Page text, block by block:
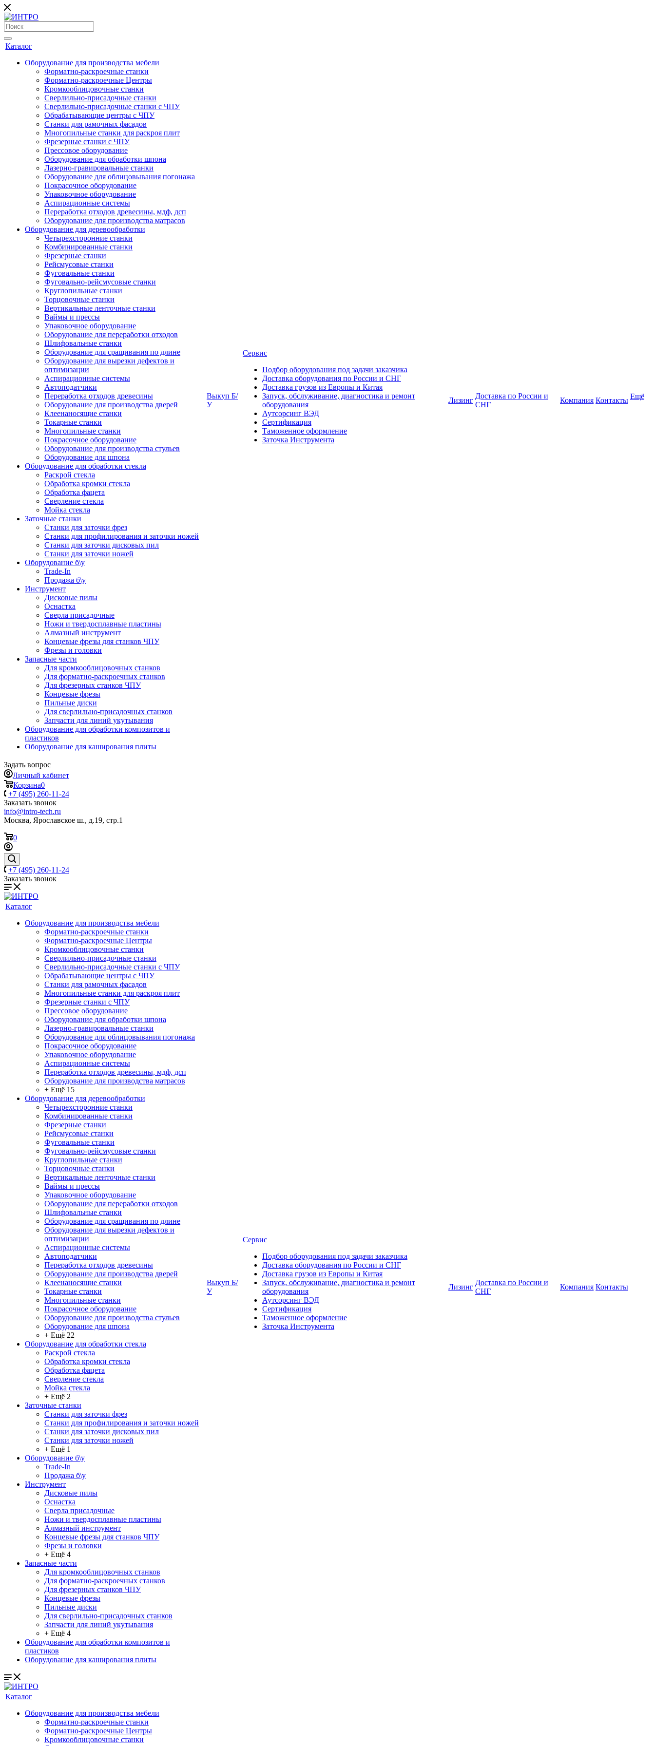
Каталог
Оборудование для производства мебели
Форматно-раскроечные станки
Форматно-раскроечные Центры
Кромкооблицовочные станки
Сверлильно-присадочные станки
Сверлильно-присадочные станки с ЧПУ
Обрабатывающие центры с ЧПУ
Станки для рамочных фасадов
Многопильные станки для раскроя плит
Фрезерные станки с ЧПУ
Прессовое оборудование
Оборудование для обработки шпона
Лазерно-гравировальные станки
Оборудование для облицовывания погонажа
Покрасочное оборудование
Упаковочное оборудование
Аспирационные системы
Переработка отходов древесины, мдф, дсп
Оборудование для производства матрасов
Оборудование для деревообработки
Четырехсторонние станки
Комбинированные станки
Фрезерные станки
Рейсмусовые станки
Фуговальные станки
Фуговально-рейсмусовые станки
Круглопильные станки
Торцовочные станки
Вертикальные ленточные станки
Ваймы и прессы
Упаковочное оборудование
Оборудование для переработки отходов
Шлифовальные станки
Оборудование для сращивания по длине
Оборудование для вырезки дефектов и
оптимизации
Аспирационные системы
Автоподатчики
Переработка отходов древесины
Оборудование для производства дверей
Клеенаносящие станки
Токарные станки
Многопильные станки
Покрасочное оборудование
Оборудование для производства стульев
Оборудование для шпона
Оборудование для обработки стекла
Раскрой стекла
Обработка кромки стекла
Обработка фацета
Сверление стекла
Мойка стекла
Заточные станки
Станки для заточки фрез
Станки для профилирования и заточки ножей
Станки для заточки дисковых пил
Станки для заточки ножей
Оборудование б\у
Trade-In
Продажа б\у
Инструмент
Дисковые пилы
Оснастка
Сверла присадочные
Ножи и твердосплавные пластины
Алмазный инструмент
Концевые фрезы для станков ЧПУ
Фрезы и головки
Запасные части
Для кромкооблицовочных станков
Для форматно-раскроечных станков
Для фрезерных станков ЧПУ
Концевые фрезы
Пильные диски
Для сверлильно-присадочных станков
Запчасти для линий укутывания
Оборудование для обработки композитов и
пластиков
Оборудование для каширования плиты
Выкуп Б/
У
Сервис
Подбор оборудования под задачи заказчика
Доставка оборудования по России и СНГ
Доставка грузов из Европы и Китая
Запуск, обслуживание, диагностика и ремонт
оборудования
Аутсорсинг ВЭД
Сертификация
Таможенное оформление
Заточка Инструмента
Лизинг
Доставка по России и
СНГ
Компания Контакты Ещё
Задать вопрос
Личный кабинет
Корзина0
+7 (495) 260-11-24
Заказать звонок
info@intro-tech.ru
Москва, Ярославское ш., д.19, стр.1
0
+7 (495) 260-11-24
Заказать звонок
Каталог
Оборудование для производства мебели
Форматно-раскроечные станки
Форматно-раскроечные Центры
Кромкооблицовочные станки
Сверлильно-присадочные станки
Сверлильно-присадочные станки с ЧПУ
Обрабатывающие центры с ЧПУ
Станки для рамочных фасадов
Многопильные станки для раскроя плит
Фрезерные станки с ЧПУ
Прессовое оборудование
Оборудование для обработки шпона
Лазерно-гравировальные станки
Оборудование для облицовывания погонажа
Покрасочное оборудование
Упаковочное оборудование
Аспирационные системы
Переработка отходов древесины, мдф, дсп
Оборудование для производства матрасов
+ Ещё 15
Оборудование для деревообработки
Четырехсторонние станки
Комбинированные станки
Фрезерные станки
Рейсмусовые станки
Фуговальные станки
Фуговально-рейсмусовые станки
Круглопильные станки
Торцовочные станки
Вертикальные ленточные станки
Ваймы и прессы
Упаковочное оборудование
Оборудование для переработки отходов
Шлифовальные станки
Оборудование для сращивания по длине
Оборудование для вырезки дефектов и
оптимизации
Аспирационные системы
Автоподатчики
Переработка отходов древесины
Оборудование для производства дверей
Клеенаносящие станки
Токарные станки
Многопильные станки
Покрасочное оборудование
Оборудование для производства стульев
Оборудование для шпона
+ Ещё 22
Оборудование для обработки стекла
Раскрой стекла
Обработка кромки стекла
Обработка фацета
Сверление стекла
Мойка стекла
+ Ещё 2
Заточные станки
Станки для заточки фрез
Станки для профилирования и заточки ножей
Станки для заточки дисковых пил
Станки для заточки ножей
+ Ещё 1
Оборудование б\у
Trade-In
Продажа б\у
Инструмент
Дисковые пилы
Оснастка
Сверла присадочные
Ножи и твердосплавные пластины
Алмазный инструмент
Концевые фрезы для станков ЧПУ
Фрезы и головки
+ Ещё 4
Запасные части
Для кромкооблицовочных станков
Для форматно-раскроечных станков
Для фрезерных станков ЧПУ
Концевые фрезы
Пильные диски
Для сверлильно-присадочных станков
Запчасти для линий укутывания
+ Ещё 4
Оборудование для обработки композитов и
пластиков
Оборудование для каширования плиты
Выкуп Б/
У
Сервис
Подбор оборудования под задачи заказчика
Доставка оборудования по России и СНГ
Доставка грузов из Европы и Китая
Запуск, обслуживание, диагностика и ремонт
оборудования
Аутсорсинг ВЭД
Сертификация
Таможенное оформление
Заточка Инструмента
Лизинг
Доставка по России и
СНГ
Компания Контакты
Каталог
Оборудование для производства мебели
Форматно-раскроечные станки
Форматно-раскроечные Центры
Кромкооблицовочные станки